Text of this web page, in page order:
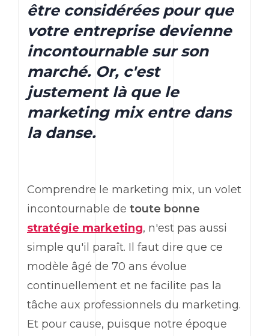
être considérées pour que
votre entreprise devienne
incontournable sur son
marché. Or, c'est
justement là que le
marketing mix entre dans
la danse.
Comprendre le marketing mix, un volet
incontournable de toute bonne
stratégie marketing, n'est pas aussi
simple qu'il paraît. Il faut dire que ce
modèle âgé de 70 ans évolue
continuellement et ne facilite pas la
tâche aux professionnels du marketing.
Et pour cause, puisque notre époque